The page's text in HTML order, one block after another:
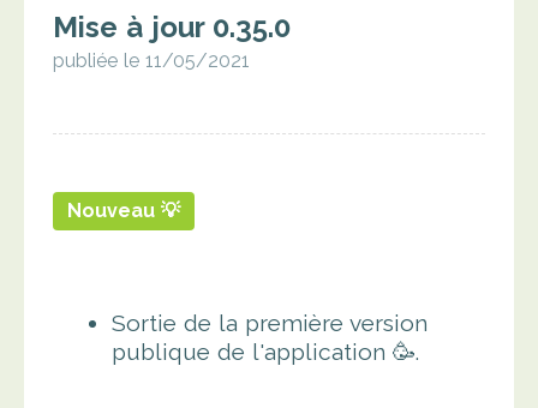
Mise à jour 0.35.0
publiée le 11/05/2021
Nouveau 💡
Sortie de la première version
publique de l'application 🥳.